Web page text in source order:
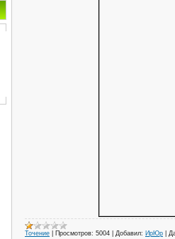
Точение Просмотров: 5004 Добавил: ИрЮр